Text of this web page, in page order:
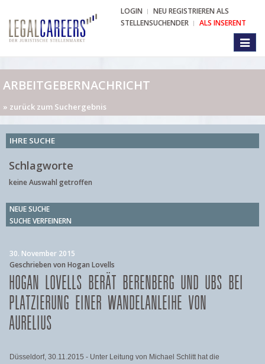
LOGIN
NEU REGISTRIEREN ALS
STELLENSUCHENDER
ALS INSERENT
ARBEITGEBERNACHRICHT
» zurück zum Suchergebnis
IHRE SUCHE
Schlagworte
keine Auswahl getroffen
NEUE SUCHE
SUCHE VERFEINERN
30. November 2015
Geschrieben von Hogan Lovells
HOGAN LOVELLS BERÄT BERENBERG UND UBS BEI
PLATZIERUNG EINER WANDELANLEIHE VON
AURELIUS
Düsseldorf, 30.11.2015 - Unter Leitung von Michael Schlitt hat die